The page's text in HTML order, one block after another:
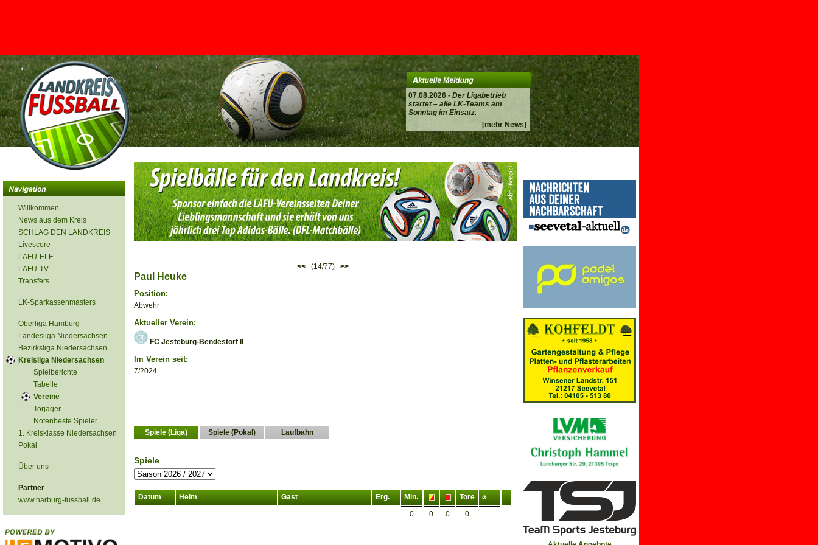
07.08.2026 - Der Ligabetrieb
startet – alle LK-Teams am
Sonntag im Einsatz.
[mehr News]
<
Willkommen
News aus dem Kreis
SCHLAG DEN LANDKREIS
Livescore
LAFU-ELF
LAFU-TV
Transfers
LK-Sparkassenmasters
Oberliga Hamburg
Landesliga Niedersachsen
Bezirksliga Niedersachsen
Kreisliga Niedersachsen
Spielberichte
Tabelle
Vereine
Torjäger
Notenbeste Spieler
1. Kreisklasse Niedersachsen
Pokal
Über uns
Partner
www.harburg-fussball.de
<< (14/77) >>
Paul Heuke
Position:
Abwehr
Aktueller Verein:
FC Jesteburg-Bendestorf II
Im Verein seit:
7/2024
Spiele (Liga) Spiele (Pokal) Laufbahn
Spiele
Datum Heim Gast Erg. Min. Tore
⌀
0
0 0 0